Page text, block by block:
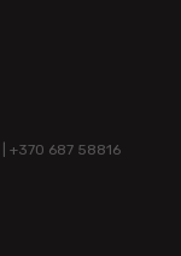
| +370 687 58816